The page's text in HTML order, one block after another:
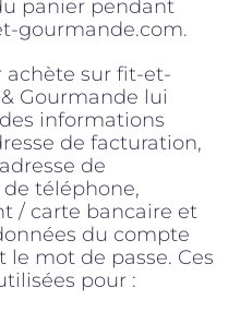
panier pendant
gourmande.com.
achète sur fit-et-
Gourmande lui
informations
de facturation,
de
téléphone,
/ carte bancaire et
du compte
mot de passe. Ces
pour :